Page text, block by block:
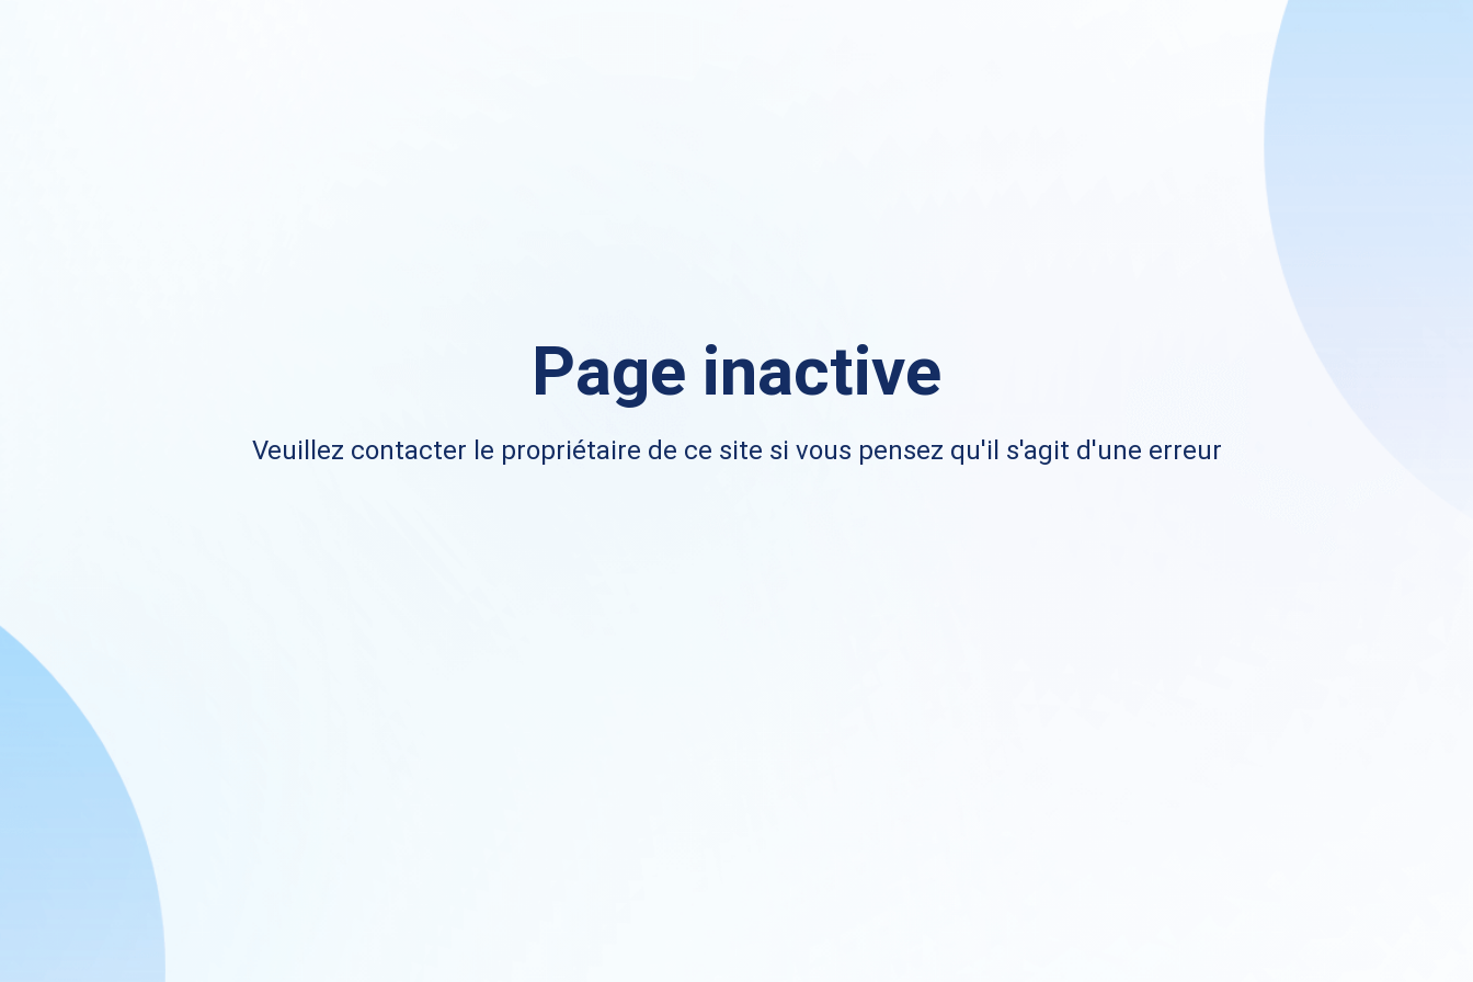
Page inactive
Veuillez contacter le propriétaire de ce site si vous pensez qu'il s'agit d'une erreur